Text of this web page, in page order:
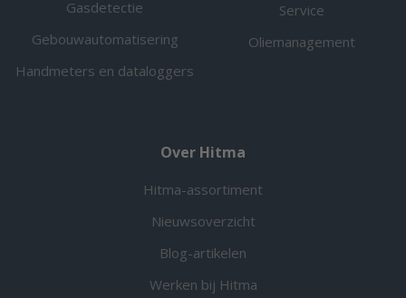
Gasdetectie
Gebouwautomatisering
Handmeters en dataloggers
Service
Oliemanagement
Over Hitma
Hitma-assortiment
Nieuwsoverzicht
Blog-artikelen
Werken bij Hitma